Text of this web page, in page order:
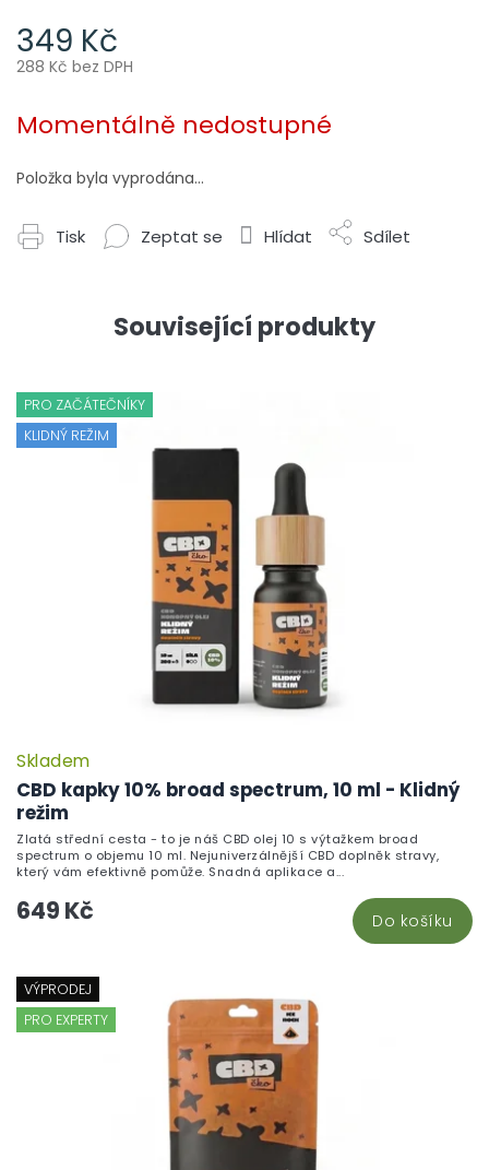
349 Kč
288 Kč bez DPH
cena:
Momentálně nedostupné
Položka byla vyprodána…
Tisk Zeptat se Hlídat Sdílet
Související produkty
PRO ZAČÁTEČNÍKY
KLIDNÝ REŽIM
CBD kapky 10% broad spectrum, 10 ml - Klidný
režim
Skladem
649 Kč Do košíku
Zlatá střední cesta - to je náš CBD olej 10 s výtažkem broad
spectrum o objemu 10 ml. Nejuniverzálnější CBD doplněk stravy,
který vám efektivně pomůže. Snadná aplikace a...
VÝPRODEJ
PRO EXPERTY